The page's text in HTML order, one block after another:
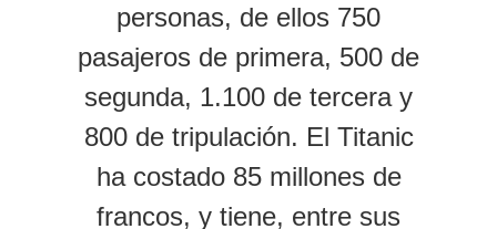
personas, de ellos 750
pasajeros de primera, 500 de
segunda, 1.100 de tercera y
800 de tripulación. El Titanic
ha costado 85 millones de
francos, y tiene, entre sus